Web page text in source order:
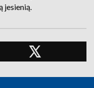
jesienią.